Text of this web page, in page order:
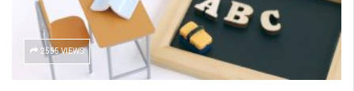
2555 VIEWS